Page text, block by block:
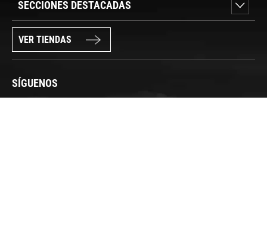
SECCIONES DESTACADAS
VER TIENDAS
SÍGUENOS